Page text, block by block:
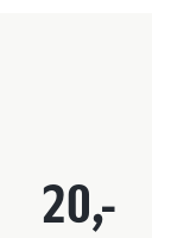
20,-